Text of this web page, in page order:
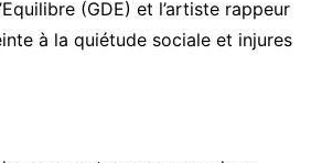
(GDE) et l’artiste rappeur
à la quiétude sociale et injures